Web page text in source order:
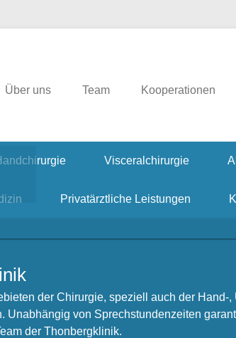
Über uns Team Kooperationen
Visceralchirurgie
Privatärztliche Leistungen
der Chirurgie, speziell auch der
von Sprechstundenzeiten
der Thonbergklinik.